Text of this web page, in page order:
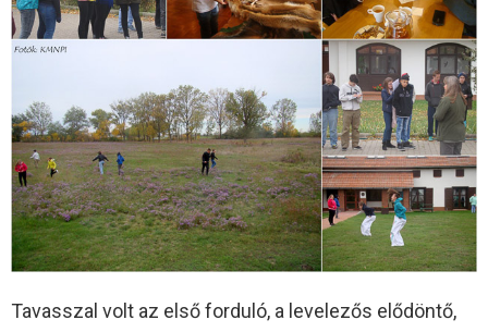
Tavasszal volt az első forduló, a levelezős elődöntő,